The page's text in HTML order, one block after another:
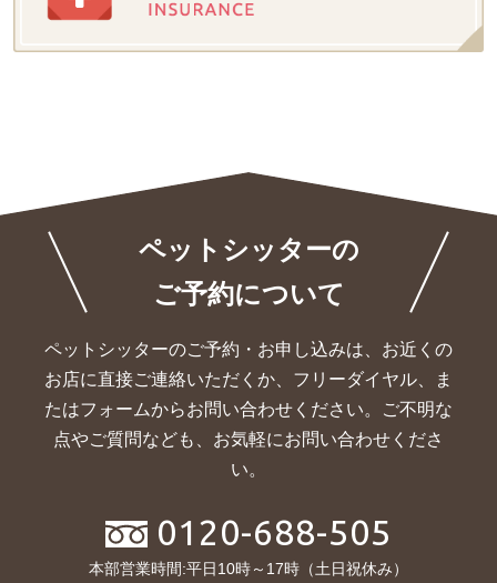
ペットシッターの
ご予約について
ペットシッターのご予約・お申し込みは、お近くの
お店に直接ご連絡いただくか、 フリーダイヤル、ま
たはフォームからお問い合わせください。ご不明な
点やご質問なども、お気軽にお問い合わせくださ
い。
0120-688-505
本部営業時間:平日10時～17時（土日祝休み）